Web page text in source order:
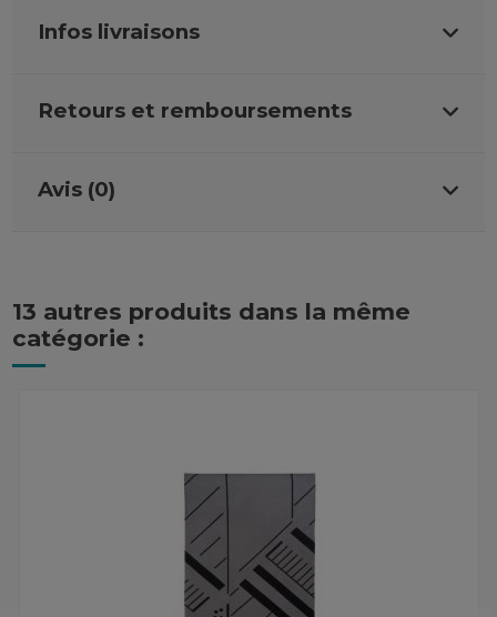
Infos livraisons
Retours et remboursements
Avis (0)
13 autres produits dans la même
catégorie :